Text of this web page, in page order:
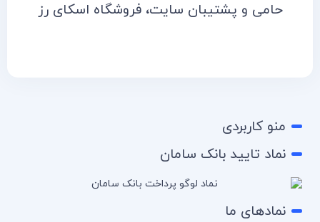
حامی و پشتیبان سایت، فروشگاه اسکای رز
منو کاربردی
نماد تایید بانک سامان
نمادهای ما